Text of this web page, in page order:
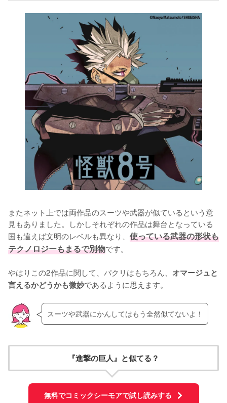
またネット上では両作品のスーツや武器が似ているという意
見もありました。しかしそれぞれの作品は舞台となっている
国も違えば文明のレベルも異なり、 使っている武器の形状も
テクノロジーもまるで別物です。
やはりこの2作品に関して、パクリはもちろん、 オマージュと
言えるかどうかも微妙であるように思えます。
スーツや武器にかんしてはもう全然似てないよ！
『進撃の巨人』と似てる？
無料でコミックシーモアで試し読みする